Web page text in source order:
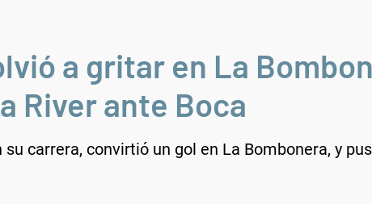
a gritar en La
River ante Boca
carrera, convirtió un gol en La Bombonera, y